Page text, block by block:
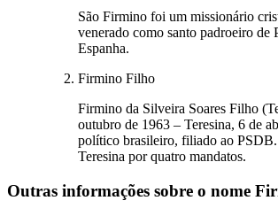
São Firmino foi um missionário
venerado como santo padroeiro de
Espanha.
Firmino Filho
Firmino da Silveira Soares Filho
outubro de 1963 – Teresina, 6 de
político brasileiro, filiado ao
Teresina por quatro mandatos.
Outras informações sobre o nome